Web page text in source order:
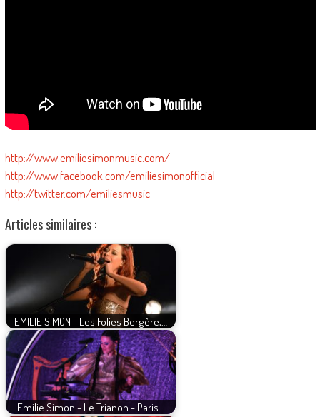
http://www.emiliesimonmusic.com/
http://www.facebook.com/emiliesimonofficial
http://twitter.com/emiliesmusic
Articles similaires :
EMILIE SIMON - Les Folies Bergère,…
Emilie Simon - Le Trianon - Paris…